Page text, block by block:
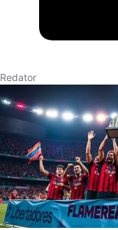
Redator